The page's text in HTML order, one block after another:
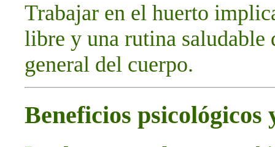
Trabajar en el huerto
libre y una rutina saludable
general del cuerpo.
Beneficios psicológicos